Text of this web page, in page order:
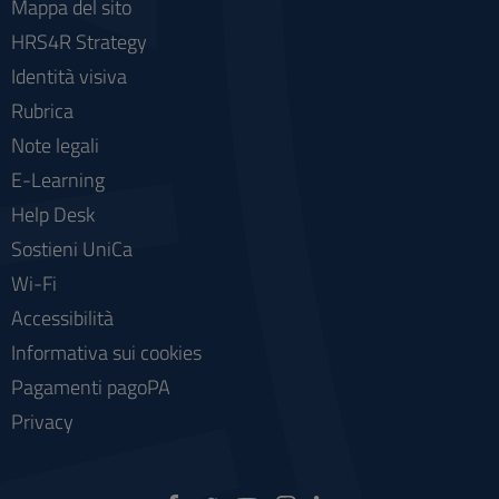
Mappa del sito
HRS4R Strategy
Identità visiva
Rubrica
Note legali
E-Learning
Help Desk
Sostieni UniCa
Wi-Fi
Accessibilità
Informativa sui cookies
Pagamenti pagoPA
Privacy